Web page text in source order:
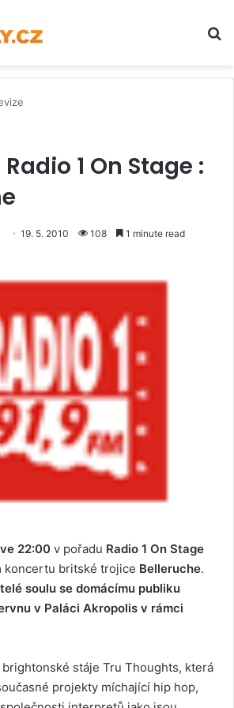
1 On Stage :
19. 5. 2010 108 1 minute read
22:00 v pořadu Radio 1 On Stage
koncertu britské trojice Belleruche.
soulu se domácímu publiku
v Paláci Akropolis v rámci
stáje Tru Thoughts, která
projekty míchající hip hop,